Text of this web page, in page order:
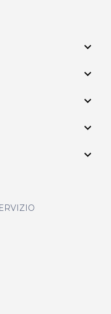
expand_more
expand_more
expand_more
expand_more
expand_more